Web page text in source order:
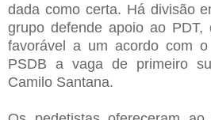
dada como certa. Há divisão
grupo defende apoio ao
favorável a um acordo com
PSDB a vaga de primeiro
Camilo Santana.